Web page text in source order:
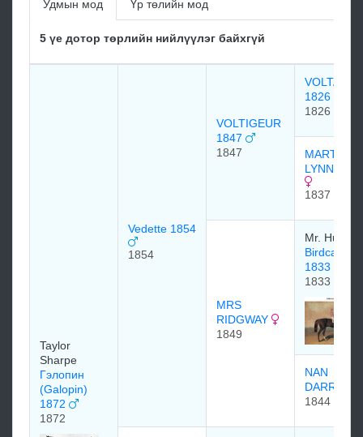
Удмын мод Үр төлийн мод
5 үе дотор төрлийн нийлүүлэг байхгүй
Taylor
Sharpe
Гэлопин
(Galopin)
1872
1872
Vedette 1854
1854
VOLTIGEUR
1847
1847
VOLTAIRE
1826
1826
MARTHA
LYNN 1837
1837
MRS
RIDGWAY
1849
Mr. Hunter
Birdcatcher
1833
1833
NAN
DARRELL
1844